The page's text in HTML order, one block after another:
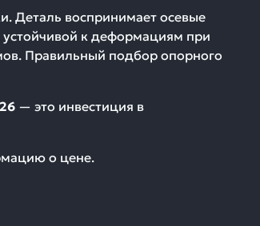
Деталь воспринимает осевые
устойчивой к деформациям при
Правильный подбор опорного
— это инвестиция в
о цене.